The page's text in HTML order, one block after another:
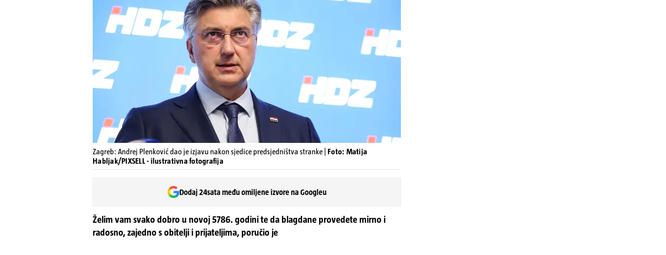
Zagreb: Andrej Plenković dao je izjavu nakon sjedice predsjedništva stranke | Foto: Matija
Habljak/PIXSELL - ilustrativna fotografija
Dodaj 24sata među omiljene izvore na Googleu
Želim vam svako dobro u novoj 5786. godini te da blagdane provedete mirno i
radosno, zajedno s obitelji i prijateljima, poručio je